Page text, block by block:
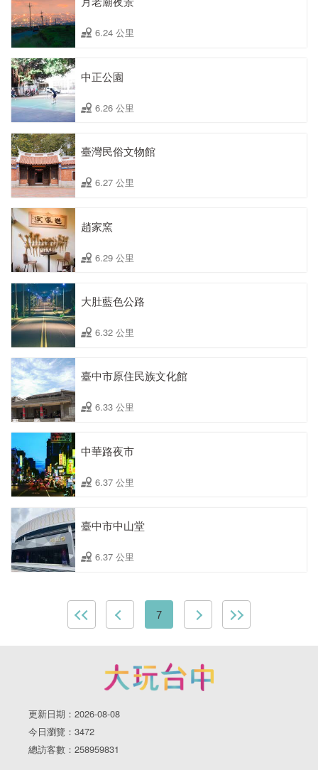
6.24 公里
中正公園
6.26 公里
臺灣民俗文物館
6.27 公里
趙家窯
6.29 公里
大肚藍色公路
6.32 公里
臺中市原住民族文化館
6.33 公里
中華路夜市
6.37 公里
臺中市中山堂
6.37 公里
7
更新日期：2026-08-08
今日瀏覽：3472
總訪客數：258959831